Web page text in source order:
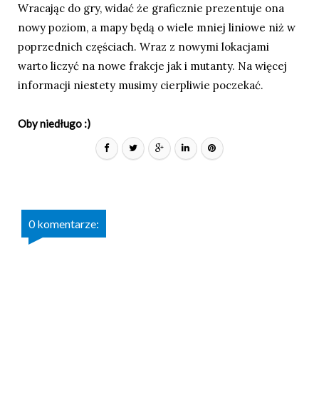
Wracając do gry, widać że graficznie prezentuje ona
nowy poziom, a mapy będą o wiele mniej liniowe niż w
poprzednich częściach. Wraz z nowymi lokacjami
warto liczyć na nowe frakcje jak i mutanty. Na więcej
informacji niestety musimy cierpliwie poczekać.
Oby niedługo :)
0 komentarze: